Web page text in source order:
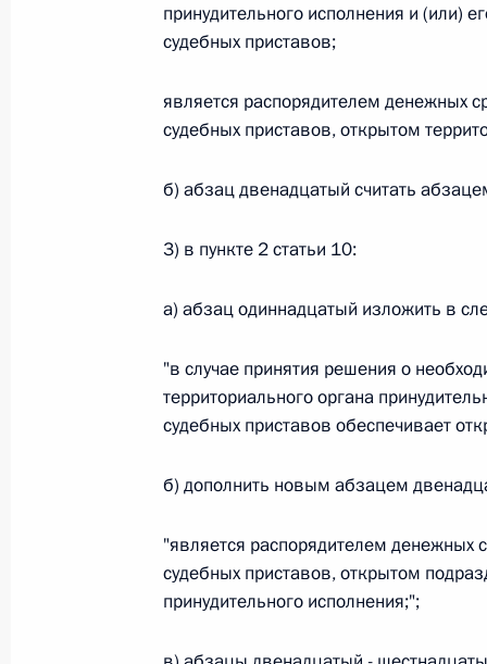
О ратификации Соглашения между
Министров Киргизской Республики о
26 июля 2026 года
Федеральный закон от
Федерального закона «Об обеспечении
Федеральный закон от
О внесении изменений в Кодекс
Федеральный закон от
О внесении изменения в статью 6 Закона
принудительного исполнения и (или)
судебных приставов;
является распорядителем денежных
судебных приставов, открытом
б) абзац двенадцатый считать
3) в пункте 2 статьи 10:
а) абзац одиннадцатый изложить в
"в случае принятия решения о
территориального органа
судебных приставов обеспечивает
б) дополнить новым абзацем
"является распорядителем денежных
судебных приставов, открытом
принудительного исполнения;";